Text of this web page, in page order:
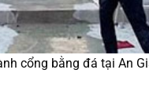
cổng bằng đá tại An